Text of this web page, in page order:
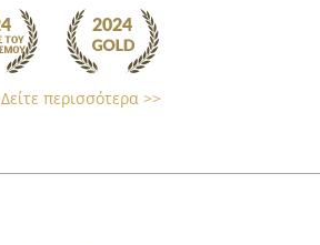
Δείτε περισσότερα >>